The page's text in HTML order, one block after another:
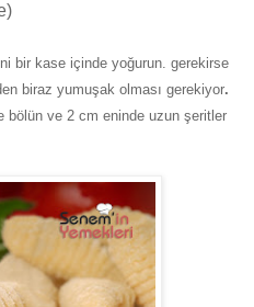
bir kase içinde yoğurun. gerekirse
biraz yumuşak olması gerekiyor.
bölün ve 2 cm eninde uzun şeritler